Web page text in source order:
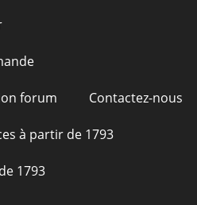
forum Contactez-nous
à partir de 1793
1793